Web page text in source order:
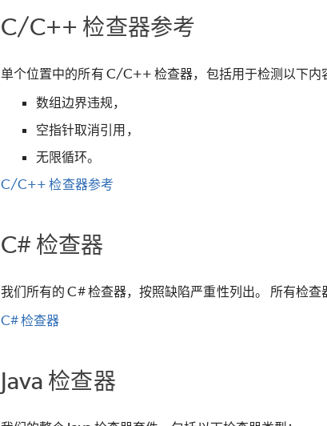
C/C++ 检查器参考
单个位置中的所有 C/C++ 检查器，包括用于检测以下内
数组边界违规，
空指针取消引用，
无限循环。
C/C++ 检查器参考
C# 检查器
我们所有的 C# 检查器，按照缺陷严重性列出。 所有检
C# 检查器
Java 检查器